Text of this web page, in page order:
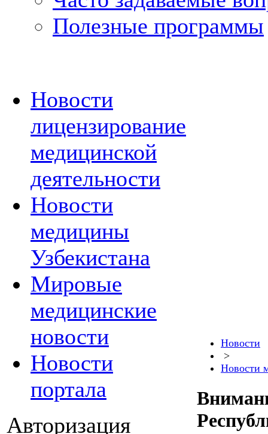
Полезные программы
Новости
лицензирование
медицинской
деятельности
Новости
медицины
Узбекистана
Мировые
медицинские
новости
Новости
портала
Авторизация
Новости
>
Новости